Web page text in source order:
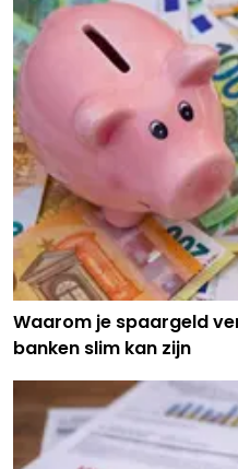
Waarom je spaargeld
banken slim kan zijn